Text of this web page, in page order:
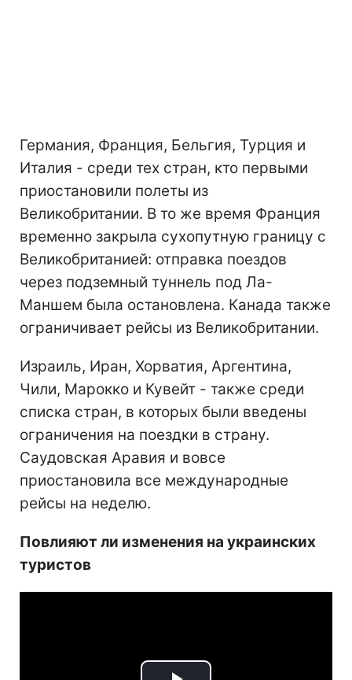
Германия, Франция, Бельгия, Турция и
Италия - среди тех стран, кто первыми
приостановили полеты из
Великобритании. В то же время Франция
временно закрыла сухопутную границу с
Великобританией: отправка поездов
через подземный туннель под Ла-
Маншем была остановлена. Канада также
ограничивает рейсы из Великобритании.
Израиль, Иран, Хорватия, Аргентина,
Чили, Марокко и Кувейт - также среди
списка стран, в которых были введены
ограничения на поездки в страну.
Саудовская Аравия и вовсе
приостановила все международные
рейсы на неделю.
Повлияют ли изменения на украинских
туристов